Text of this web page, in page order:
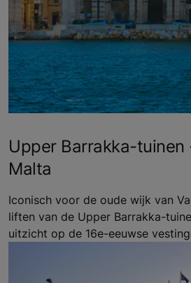
Upper Barrakka-
Malta
Iconisch voor de oude wijk van
liften van de Upper Barrakka-
uitzicht op de 16e-eeuwse